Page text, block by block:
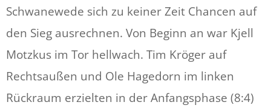
Schwanewede sich zu keiner Zeit Chancen auf
den Sieg ausrechnen. Von Beginn an war Kjell
Motzkus im Tor hellwach. Tim Kröger auf
Rechtsaußen und Ole Hagedorn im linken
Rückraum erzielten in der Anfangsphase (8:4)